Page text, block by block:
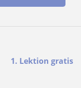
1. Lektion gratis